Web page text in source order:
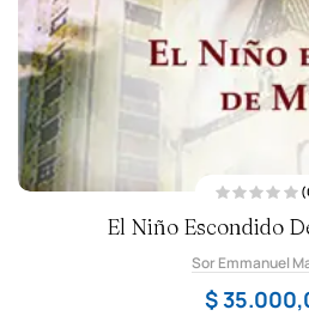
a
l
r
a
d
o
El Niño Escondido
Sor Emmanuel
$